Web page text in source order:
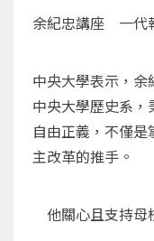
余紀忠講座 一代
中央大學表示，
中央大學歷史系，
自由正義，不僅
主改革的推手。
他關心且支持母